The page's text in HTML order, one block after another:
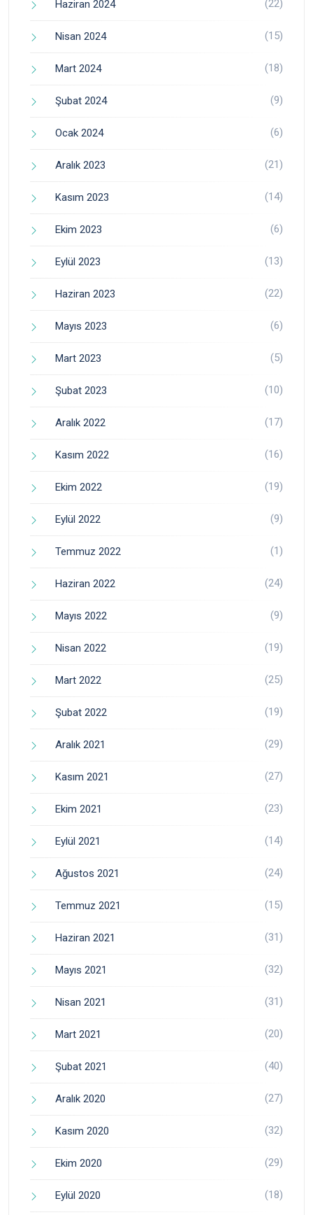
Haziran 2024 (22)
Nisan 2024 (15)
Mart 2024 (18)
Şubat 2024 (9)
Ocak 2024 (6)
Aralık 2023 (21)
Kasım 2023 (14)
Ekim 2023 (6)
Eylül 2023 (13)
Haziran 2023 (22)
Mayıs 2023 (6)
Mart 2023 (5)
Şubat 2023 (10)
Aralık 2022 (17)
Kasım 2022 (16)
Ekim 2022 (19)
Eylül 2022 (9)
Temmuz 2022 (1)
Haziran 2022 (24)
Mayıs 2022 (9)
Nisan 2022 (19)
Mart 2022 (25)
Şubat 2022 (19)
Aralık 2021 (29)
Kasım 2021 (27)
Ekim 2021 (23)
Eylül 2021 (14)
Ağustos 2021 (24)
Temmuz 2021 (15)
Haziran 2021 (31)
Mayıs 2021 (32)
Nisan 2021 (31)
Mart 2021 (20)
Şubat 2021 (40)
Aralık 2020 (27)
Kasım 2020 (32)
Ekim 2020 (29)
Eylül 2020 (18)